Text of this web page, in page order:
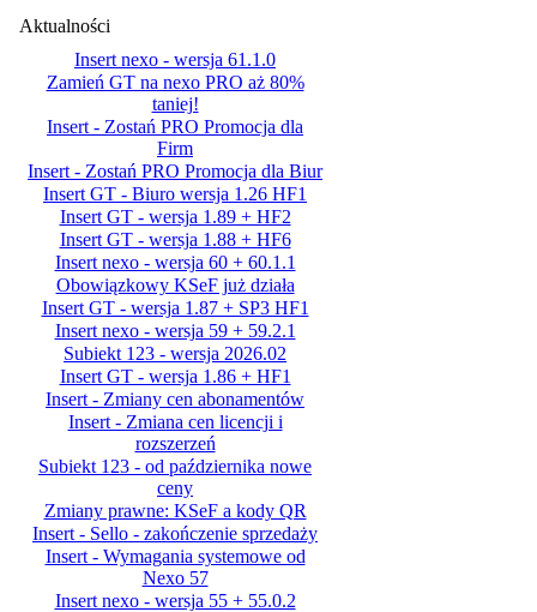
Aktualności
Insert nexo - wersja 61.1.0
Zamień GT na nexo PRO aż 80%
taniej!
Insert - Zostań PRO Promocja dla
Firm
Insert - Zostań PRO Promocja dla Biur
Insert GT - Biuro wersja 1.26 HF1
Insert GT - wersja 1.89 + HF2
Insert GT - wersja 1.88 + HF6
Insert nexo - wersja 60 + 60.1.1
Obowiązkowy KSeF już działa
Insert GT - wersja 1.87 + SP3 HF1
Insert nexo - wersja 59 + 59.2.1
Subiekt 123 - wersja 2026.02
Insert GT - wersja 1.86 + HF1
Insert - Zmiany cen abonamentów
Insert - Zmiana cen licencji i
rozszerzeń
Subiekt 123 - od października nowe
ceny
Zmiany prawne: KSeF a kody QR
Insert - Sello - zakończenie sprzedaży
Insert - Wymagania systemowe od
Nexo 57
Insert nexo - wersja 55 + 55.0.2